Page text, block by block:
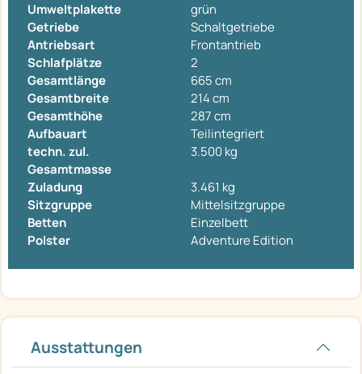
Umweltplakette
grün
Getriebe
Schaltgetriebe
Antriebsart
Frontantrieb
Schlafplätze
2
Gesamtlänge
665 cm
Gesamtbreite
214 cm
Gesamthöhe
287 cm
Aufbauart
Teilintegriert
techn. zul.
Gesamtmasse
3.500 kg
Zuladung
3.461 kg
Sitzgruppe
Mittelsitzgruppe
Betten
Einzelbett
Polster
Adventure Edition
Ausstattungen